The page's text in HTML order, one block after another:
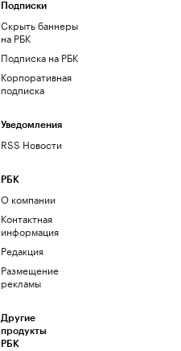
Подписки
Скрыть баннеры
на РБК
Подписка на РБК
Корпоративная
подписка
Уведомления
RSS Новости
РБК
О компании
Контактная
информация
Редакция
Размещение
рекламы
Другие
продукты
РБК